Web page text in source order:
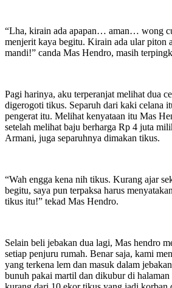
“Lha, kirain ada apapan… aman… wong
menjerit kaya begitu. Kirain ada ular piton
mandi!” canda Mas Hendro, masih
Pagi harinya, aku terperanjat melihat dua
digerogoti tikus. Separuh dari kaki celana
pengerat itu. Melihat kenyataan itu Mas
setelah melihat baju berharga Rp 4 juta
Armani, juga separuhnya dimakan tikus.
“Wah engga kena nih tikus. Kurang ajar
begitu, saya pun terpaksa harus
tikus itu!” tekad Mas Hendro.
Selain beli jebakan dua lagi, Mas hendro
setiap penjuru rumah. Benar saja, kami
yang terkena lem dan masuk dalam
bunuh pakai martil dan dikubur di